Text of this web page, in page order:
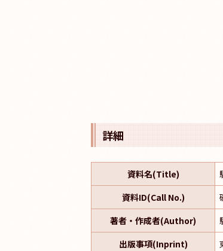
詳細
資料名(Title)
資料ID(Call No.)
著者・作成者(Author)
出版事項(Inprint)